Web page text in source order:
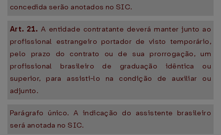
concedida serão anotados no SIC.
Art. 21. A entidade contratante deverá manter junto ao
profissional estrangeiro portador de visto temporário,
pelo prazo do contrato ou de sua prorrogação, um
profissional brasileiro de graduação idêntica ou
superior, para assisti-lo na condição de auxiliar ou
adjunto.
Parágrafo único. A indicação do assistente brasileiro
será anotada no SIC.